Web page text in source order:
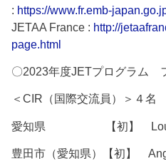
: https://www.fr.emb-
JETAA France : http://
page.html
〇2023年度JETプログラム
＜CIR（国際交流員）＞４名
愛知県 【初】 Louis
豊田市（愛知県）【初】